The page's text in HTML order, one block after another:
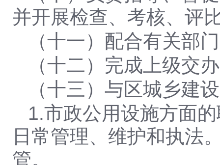
并开展检查、考核、评
（十一）配合有关部
（十二）完成上级交
（十三） 与区城乡建
1.市政公用设施方面
日常管理、维护和执法
管。